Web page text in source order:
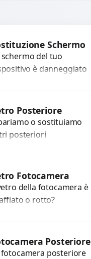
Schermo
schermo del tuo
è danneggiato
morti? Sostituiamo
completi...
Posteriore
o sostituiamo
posteriori
e ripristinare
originale.
ricambi di alta
Fotocamera
della fotocamera è
o rotto?
per 3 mesi....
Posteriore
fotocamera posteriore